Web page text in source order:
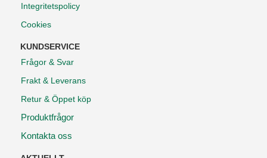
Integritetspolicy
Cookies
KUNDSERVICE
Frågor & Svar
Frakt & Leverans
Retur & Öppet köp
Produktfrågor
Kontakta oss